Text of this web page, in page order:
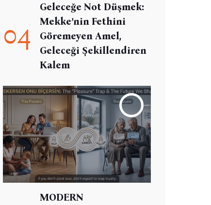
04
Geleceğe Not Düşmek:
Mekke’nin Fethini
Göremeyen Amel,
Geleceği Şekillendiren
Kalem
MODERN